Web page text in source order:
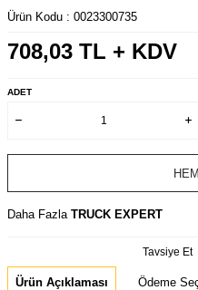
Ürün Kodu : 0023300735
708,03 TL + KDV
ADET
Daha Fazla TRUCK EXPERT
Tavsiye Et
Ürün Açıklaması Ödeme